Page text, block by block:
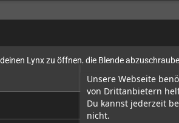
Unsere Webseite
von Drittanbietern
Du kannst jederzeit
nicht.
Lynx zu öffnen, die Blende